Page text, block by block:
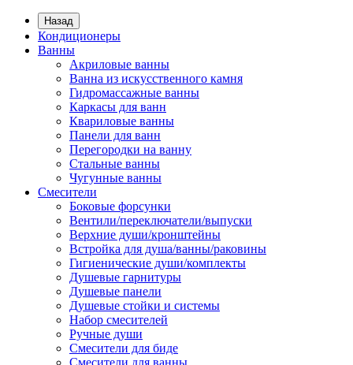
Назад
Кондиционеры
Ванны
Акриловые ванны
Ванна из искусственного камня
Гидромассажные ванны
Каркасы для ванн
Квариловые ванны
Панели для ванн
Перегородки на ванну
Стальные ванны
Чугунные ванны
Смесители
Боковые форсунки
Вентили/переключатели/выпуски
Верхние души/кронштейны
Встройка для душа/ванны/раковины
Гигиенические души/комплекты
Душевые гарнитуры
Душевые панели
Душевые стойки и системы
Набор смесителей
Ручные души
Смесители для биде
Смесители для ванны